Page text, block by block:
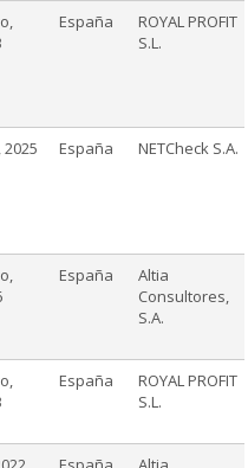
España
ROYAL PROFIT
S.L.
España NETCheck S.A.
España
Altia
Consultores,
S.A.
España
ROYAL PROFIT
S.L.